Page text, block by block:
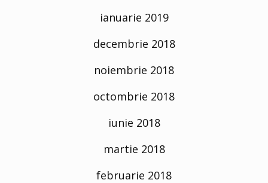
ianuarie 2019
decembrie 2018
noiembrie 2018
octombrie 2018
iunie 2018
martie 2018
februarie 2018